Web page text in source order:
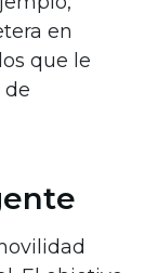
en
que le
de